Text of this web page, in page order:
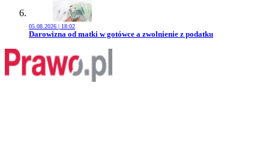
05.08.2026 | 18:02
Przejdź do artykułu:
Darowizna od matki w gotówce a zwolnienie z podatku